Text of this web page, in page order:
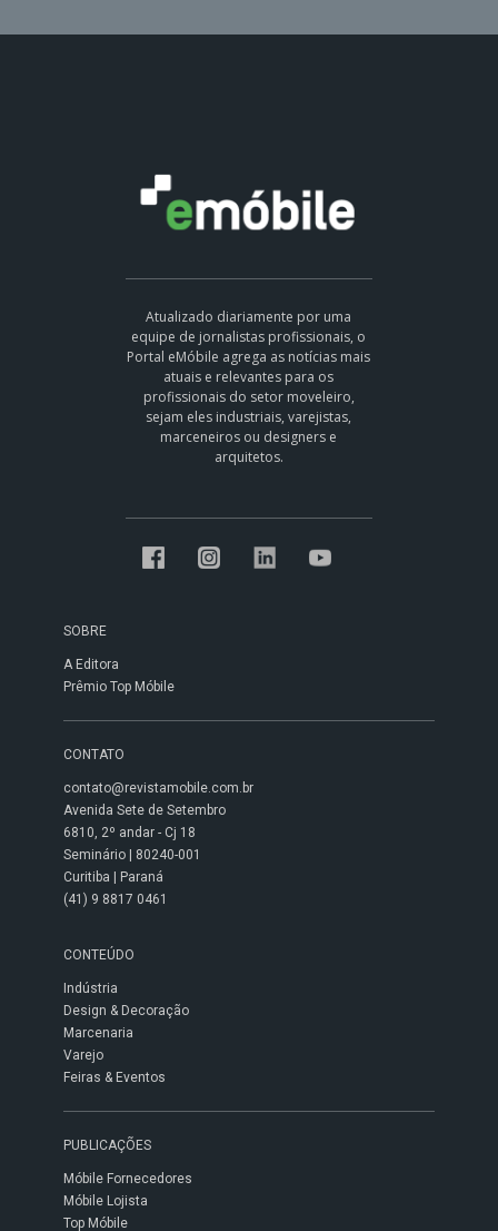
Atualizado diariamente por uma
equipe de jornalistas profissionais, o
Portal eMóbile agrega as notícias mais
atuais e relevantes para os
profissionais do setor moveleiro,
sejam eles industriais, varejistas,
marceneiros ou designers e
arquitetos.
SOBRE
A Editora
Prêmio Top Móbile
CONTATO
contato@revistamobile.com.br
Avenida Sete de Setembro
6810, 2º andar - Cj 18
Seminário | 80240-001
Curitiba | Paraná
(41) 9 8817 0461
CONTEÚDO
Indústria
Design & Decoração
Marcenaria
Varejo
Feiras & Eventos
PUBLICAÇÕES
Móbile Fornecedores
Móbile Lojista
Top Móbile